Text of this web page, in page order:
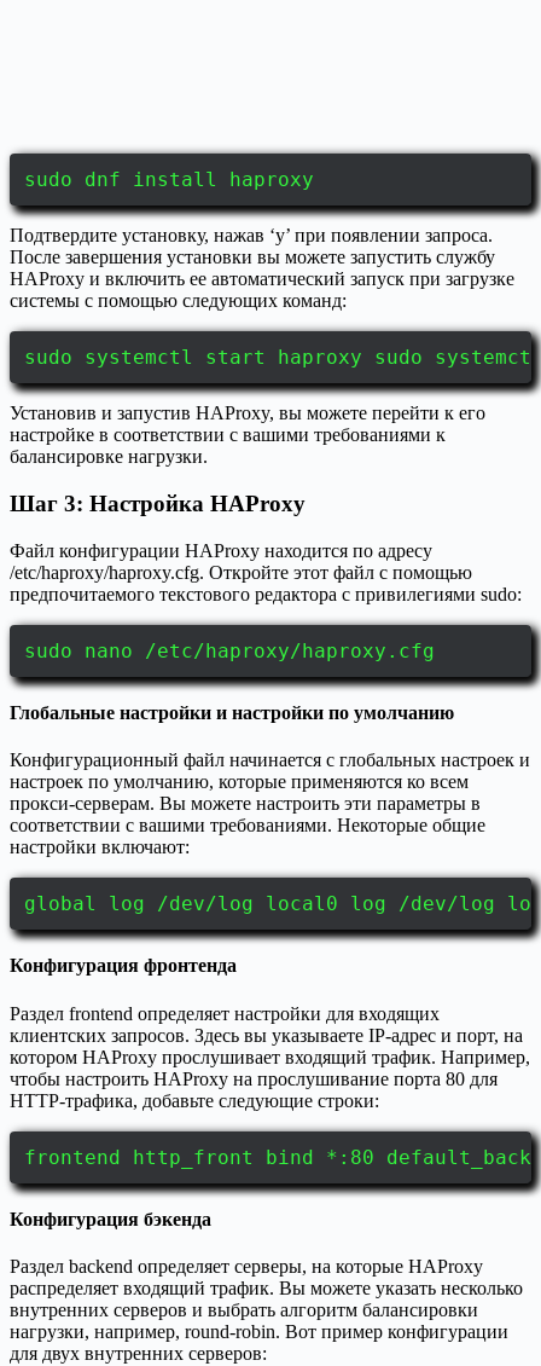
sudo dnf install haproxy
Подтвердите установку, нажав ‘y’ при появлении запроса.
После завершения установки вы можете запустить службу
HAProxy и включить ее автоматический запуск при загрузке
системы с помощью следующих команд:
sudo systemctl start haproxy sudo
Установив и запустив HAProxy, вы можете перейти к его
настройке в соответствии с вашими требованиями к
балансировке нагрузки.
Шаг 3: Настройка HAProxy
Файл конфигурации HAProxy находится по адресу
/etc/haproxy/haproxy.cfg. Откройте этот файл с помощью
предпочитаемого текстового редактора с привилегиями sudo:
sudo nano /etc/haproxy/haproxy.cfg
Глобальные настройки и настройки по умолчанию
Конфигурационный файл начинается с глобальных настроек и
настроек по умолчанию, которые применяются ко всем
прокси-серверам. Вы можете настроить эти параметры в
соответствии с вашими требованиями. Некоторые общие
настройки включают:
global log /dev/log local0 log /dev/log
Конфигурация фронтенда
Раздел frontend определяет настройки для входящих
клиентских запросов. Здесь вы указываете IP-адрес и порт, на
котором HAProxy прослушивает входящий трафик. Например,
чтобы настроить HAProxy на прослушивание порта 80 для
HTTP-трафика, добавьте следующие строки:
frontend http_front bind *:80
Конфигурация бэкенда
Раздел backend определяет серверы, на которые HAProxy
распределяет входящий трафик. Вы можете указать несколько
внутренних серверов и выбрать алгоритм балансировки
нагрузки, например, round-robin. Вот пример конфигурации
для двух внутренних серверов: